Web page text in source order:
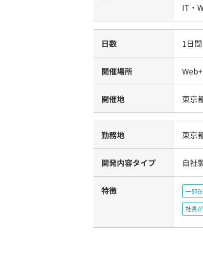
IT・
日数 1日間
開催場所
開催地 東京
勤務地 東京
開発内容タイプ 自社
特徴 一部
社長